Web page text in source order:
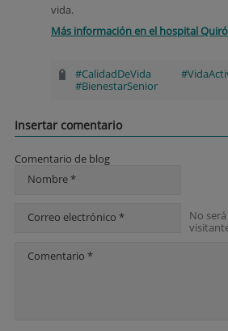
vida.
Más información en el hospital
#CalidadDeVida
#BienestarSenior
Insertar comentario
Comentario de blog
Nombre *
Correo electrónico *
No
Comentario *